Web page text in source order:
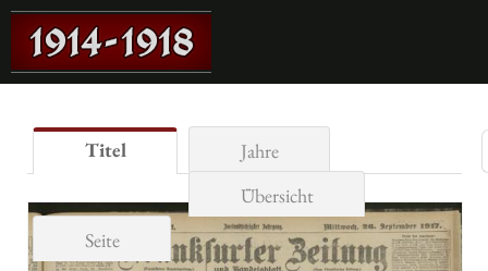
Titel
Jahre
Übersicht
Seite